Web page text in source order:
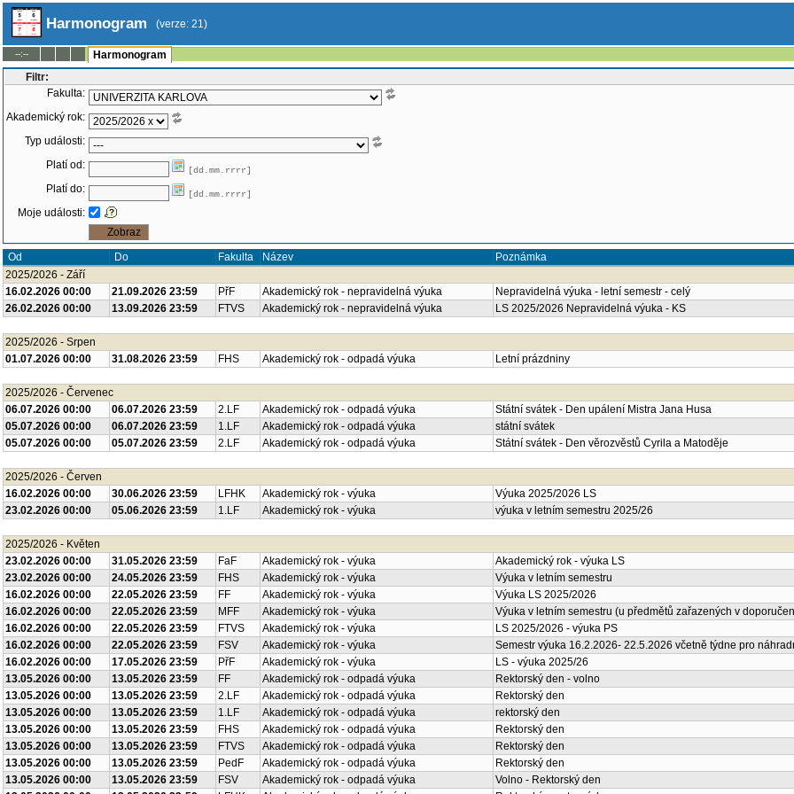
Harmonogram (verze: 21)
--:--
Harmonogram
Filtr:
Fakulta:
Akademický rok:
Typ události:
Platí od:
[dd.mm.rrrr]
Platí do: [dd.mm.rrrr]
Moje události:
Od Do Fakulta Název
Poznámka
2025/2026 - Září
16.02.2026 00:00
21.09.2026 23:59 PřF Akademický rok - nepravidelná výuka
Nepravidelná výuka - letní semestr - celý
26.02.2026 00:00
13.09.2026 23:59 FTVS Akademický rok - nepravidelná výuka LS 2025/2026 Nepravidelná výuka - KS
2025/2026 - Srpen
01.07.2026 00:00
31.08.2026 23:59 FHS Akademický rok - odpadá výuka Letní prázdniny
2025/2026 - Červenec
06.07.2026 00:00
06.07.2026 23:59 2.LF Akademický rok - odpadá výuka
Státní svátek - Den upálení Mistra Jana Husa
05.07.2026 00:00
06.07.2026 23:59 1.LF Akademický rok - odpadá výuka
státní svátek
05.07.2026 00:00
05.07.2026 23:59 2.LF Akademický rok - odpadá výuka Státní svátek - Den věrozvěstů Cyrila a Matoděje
2025/2026 - Červen
16.02.2026 00:00
30.06.2026 23:59 LFHK Akademický rok - výuka
Výuka 2025/2026 LS
23.02.2026 00:00
05.06.2026 23:59 1.LF Akademický rok - výuka výuka v letním semestru 2025/26
2025/2026 - Květen
23.02.2026 00:00
31.05.2026 23:59 FaF Akademický rok - výuka
Akademický rok - výuka LS
23.02.2026 00:00
24.05.2026 23:59 FHS Akademický rok - výuka
Výuka v letním semestru
16.02.2026 00:00
22.05.2026 23:59 FF Akademický rok - výuka
Výuka LS 2025/2026
16.02.2026 00:00
22.05.2026 23:59 MFF Akademický rok - výuka
Výuka v letním semestru (u předmětů zařazených v
16.02.2026 00:00
22.05.2026 23:59 FTVS Akademický rok - výuka
LS 2025/2026 - výuka PS
16.02.2026 00:00
22.05.2026 23:59 FSV Akademický rok - výuka
Semestr výuka 16.2.2026- 22.5.2026 včetně týdne pro
16.02.2026 00:00
17.05.2026 23:59 PřF Akademický rok - výuka
LS - výuka 2025/26
13.05.2026 00:00
13.05.2026 23:59 FF Akademický rok - odpadá výuka
Rektorský den - volno
13.05.2026 00:00
13.05.2026 23:59 2.LF Akademický rok - odpadá výuka
Rektorský den
13.05.2026 00:00
13.05.2026 23:59 1.LF Akademický rok - odpadá výuka
rektorský den
13.05.2026 00:00
13.05.2026 23:59 FHS Akademický rok - odpadá výuka
Rektorský den
13.05.2026 00:00
13.05.2026 23:59 FTVS Akademický rok - odpadá výuka
Rektorský den
13.05.2026 00:00
13.05.2026 23:59 PedF Akademický rok - odpadá výuka
Rektorský den
13.05.2026 00:00
13.05.2026 23:59 FSV Akademický rok - odpadá výuka
Volno - Rektorský den